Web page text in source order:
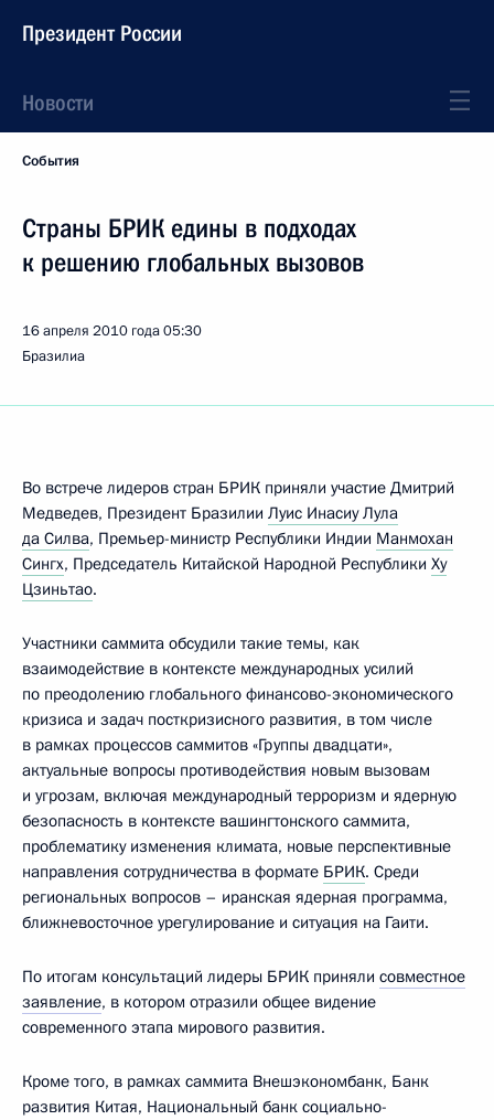
Президент России
Новости
События
Страны БРИК едины в подходах
к решению глобальных вызовов
16 апреля 2010 года05:30
Бразилиа
Во встрече лидеров стран БРИК приняли участие Дмитрий
Медведев, Президент Бразилии Луис Инасиу Лула
да Силва, Премьер-министр Республики Индии Манмохан
Сингх, Председатель Китайской Народной Республики Ху
Цзиньтао.
Участники саммита обсудили такие темы, как
взаимодействие в контексте международных усилий
по преодолению глобального финансово-экономического
кризиса и задач посткризисного развития, в том числе
в рамках процессов саммитов «Группы двадцати»,
актуальные вопросы противодействия новым вызовам
и угрозам, включая международный терроризм и ядерную
безопасность в контексте вашингтонского саммита,
проблематику изменения климата, новые перспективные
направления сотрудничества в формате БРИК. Среди
региональных вопросов – иранская ядерная программа,
ближневосточное урегулирование и ситуация на Гаити.
По итогам консультаций лидеры БРИК приняли совместное
заявление, в котором отразили общее видение
современного этапа мирового развития.
Кроме того, в рамках саммита Внешэкономбанк, Банк
развития Китая, Национальный банк социально-